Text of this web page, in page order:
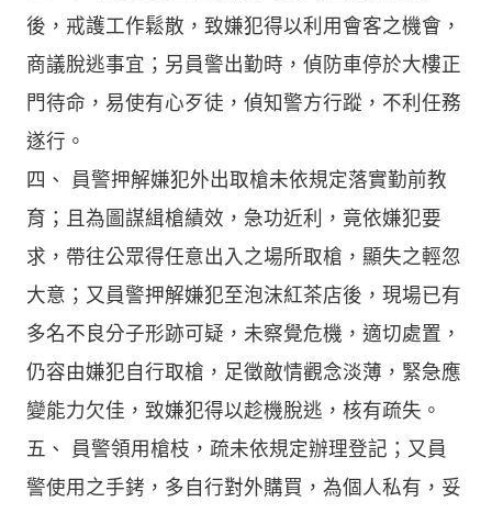
後，戒護工作鬆散，致嫌犯得以利用會客之機會，
商議脫逃事宜；另員警出勤時，偵防車停於大樓正
門待命，易使有心歹徒，偵知警方行蹤，不利任務
遂行。
四、 員警押解嫌犯外出取槍未依規定落實勤前教
育；且為圖謀緝槍績效，急功近利，竟依嫌犯要
求，帶往公眾得任意出入之場所取槍，顯失之輕忽
大意；又員警押解嫌犯至泡沫紅茶店後，現場已有
多名不良分子形跡可疑，未察覺危機，適切處置，
仍容由嫌犯自行取槍，足徵敵情觀念淡薄，緊急應
變能力欠佳，致嫌犯得以趁機脫逃，核有疏失。
五、 員警領用槍枝，疏未依規定辦理登記；又員
警使用之手銬，多自行對外購買，為個人私有，妥